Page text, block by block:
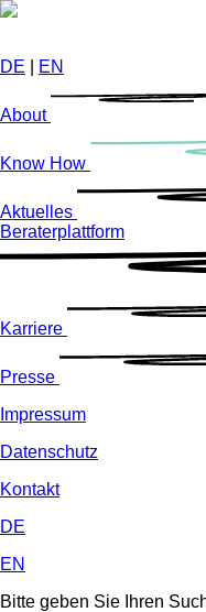
Direkt
DE
EN
About
Know How
Aktuelles
Beraterplattform
Karriere
Presse
Impressum
Datenschutz
Kontakt
DE
EN
Bitte geben Sie Ihren